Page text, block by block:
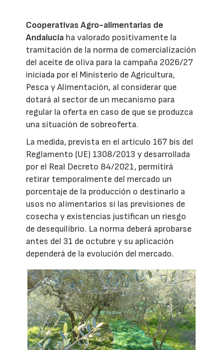
Cooperativas Agro-alimentarias de
Andalucía ha valorado positivamente la
tramitación de la norma de comercialización
del aceite de oliva para la campaña 2026/27
iniciada por el Ministerio de Agricultura,
Pesca y Alimentación, al considerar que
dotará al sector de un mecanismo para
regular la oferta en caso de que se produzca
una situación de sobreoferta.
La medida, prevista en el artículo 167 bis del
Reglamento (UE) 1308/2013 y desarrollada
por el Real Decreto 84/2021, permitirá
retirar temporalmente del mercado un
porcentaje de la producción o destinarlo a
usos no alimentarios si las previsiones de
cosecha y existencias justifican un riesgo
de desequilibrio. La norma deberá aprobarse
antes del 31 de octubre y su aplicación
dependerá de la evolución del mercado.